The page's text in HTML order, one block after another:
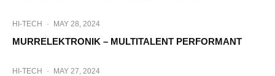
HI-TECH · MAY 28, 2024
MURRELEKTRONIK – MULTITALENT PERFORMANT
HI-TECH · MAY 27, 2024